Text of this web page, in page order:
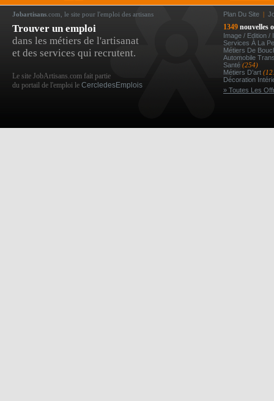
Jobartisans .com, le site pour l'emploi des artisans Plan Du Site |
Trouver un emploi
dans les métiers de l'artisanat
et des services qui recrutent.
Le site JobArtisans.com fait partie
du portail de l'emploi le CercledesEmplois
1349 nouvelles
Image / Edition /
Services À La
Métiers De
Automobile
Santé (254)
Métiers D’art
Décoration
» Toutes Les